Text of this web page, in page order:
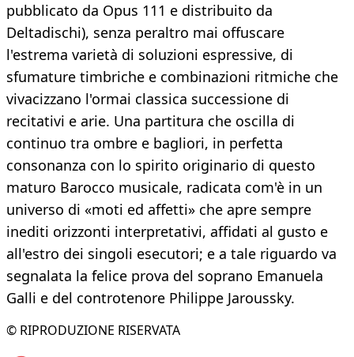
pubblicato da Opus 111 e distribuito da
Deltadischi), senza peraltro mai offuscare
l'estrema varietà di soluzioni espressive, di
sfumature timbriche e combinazioni ritmiche che
vivacizzano l'ormai classica successione di
recitativi e arie. Una partitura che oscilla di
continuo tra ombre e bagliori, in perfetta
consonanza con lo spirito originario di questo
maturo Barocco musicale, radicata com'è in un
universo di «moti ed affetti» che apre sempre
inediti orizzonti interpretativi, affidati al gusto e
all'estro dei singoli esecutori; e a tale riguardo va
segnalata la felice prova del soprano Emanuela
Galli e del controtenore Philippe Jaroussky.
© RIPRODUZIONE RISERVATA